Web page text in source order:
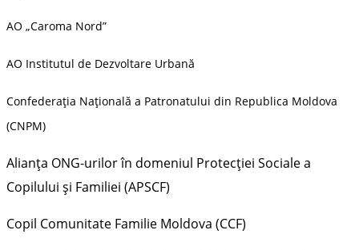
AO „Caroma Nord”
AO Institutul de Dezvoltare Urbană
Confederația Națională a Patronatului din Republica Moldova
(CNPM)
Alianța ONG-urilor în domeniul Protecției Sociale a
Copilului și Familiei (APSCF)
Copil Comunitate Familie Moldova (CCF)